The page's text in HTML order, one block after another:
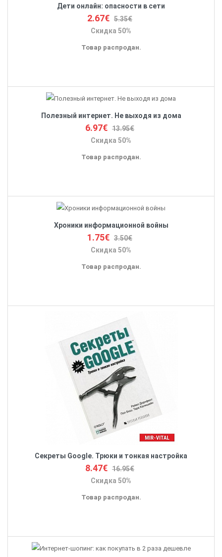
Дети онлайн: опасности в сети
2.67€ 5.35€
Скидка 50%
Товар распродан.
Полезный интернет. Не выходя из дома
6.97€ 13.95€
Скидка 50%
Товар распродан.
Хроники информационной войны
1.75€ 3.50€
Скидка 50%
Товар распродан.
Секреты Google. Трюки и тонкая настройка
8.47€ 16.95€
Скидка 50%
Товар распродан.